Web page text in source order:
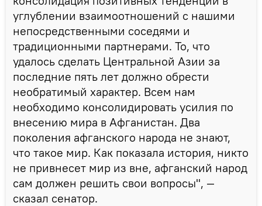
углублении взаимоотношений с нашими
непосредственными соседями и
традиционными партнерами. То, что
удалось сделать Центральной Азии за
последние пять лет должно обрести
необратимый характер. Всем нам
необходимо консолидировать усилия по
внесению мира в Афганистан. Два
поколения афганского народа не знают,
что такое мир. Как показала история, никто
не привнесет мир из вне, афганский народ
сам должен решить свои вопросы", —
сказал сенатор.